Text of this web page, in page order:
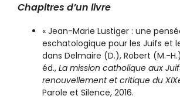
Chapitres d’un livre
« Jean-Marie Lustiger : une
eschatologique pour les Juifs et
dans Delmaire (D.), Robert (M.-
éd., La mission catholique aux
renouvellement et critique du
Parole et Silence, 2016.